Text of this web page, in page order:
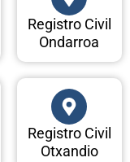
Registro Civil
Ondarroa
Registro Civil
Otxandio